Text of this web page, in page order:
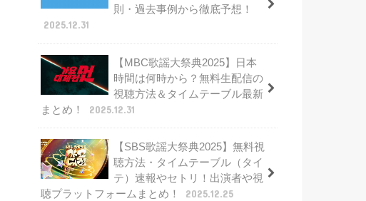
則・過去事例から徹底予想！
2025.12.31
【MBC歌謡大祭典2025】日本
時間は何時から？無料生配信の
視聴方法＆タイムテーブル最新
まとめ！
2025.12.31
【SBS歌謡大祭典2025】無料視
聴方法・タイムテーブル（タイ
テ）速報やセトリ！出演者や視
聴プラットフォームまとめ！
2025.12.25